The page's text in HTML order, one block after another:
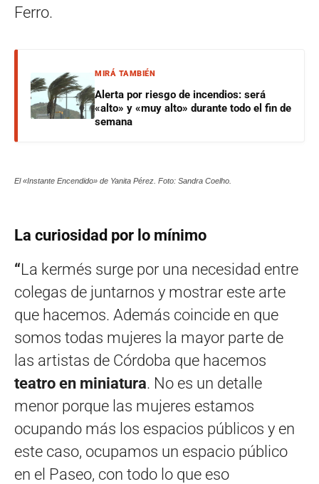
Ferro.
MIRÁ TAMBIÉN
Alerta por riesgo de incendios: será
«alto» y «muy alto» durante todo el fin de
semana
El «Instante Encendido» de Yanita Pérez. Foto: Sandra Coelho.
La curiosidad por lo mínimo
“La kermés surge por una necesidad entre
colegas de juntarnos y mostrar este arte
que hacemos. Además coincide en que
somos todas mujeres la mayor parte de
las artistas de Córdoba que hacemos
teatro en miniatura. No es un detalle
menor porque las mujeres estamos
ocupando más los espacios públicos y en
este caso, ocupamos un espacio público
en el Paseo, con todo lo que eso